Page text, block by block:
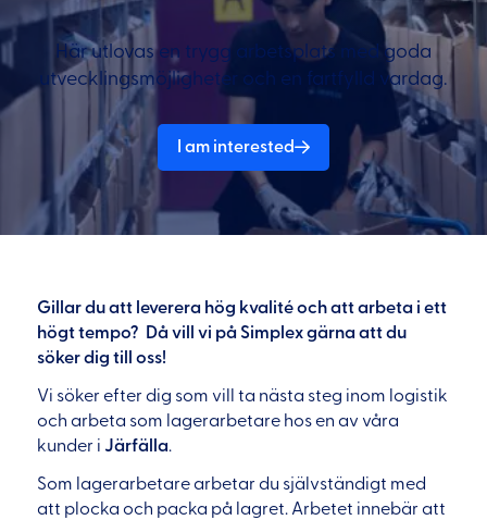
Här utlovas en trygg arbetsplats med goda
utvecklingsmöjligheter och en fartfylld vardag.
I am interested
Gillar du att leverera hög kvalité och att arbeta i ett
högt tempo? Då vill vi på Simplex gärna att du
söker dig till oss!
Vi söker efter dig som vill ta nästa steg inom logistik
och arbeta som lagerarbetare hos en av våra
kunder i Järfälla.
Som lagerarbetare arbetar du självständigt med
att plocka och packa på lagret. Arbetet innebär att